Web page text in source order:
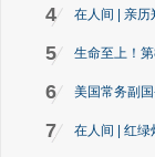
4 在人间 | 亲历
5 生命至上！
6 美国常务副
7 在人间 | 红绿